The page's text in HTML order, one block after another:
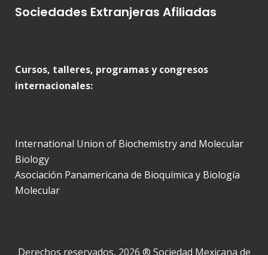
Sociedades Extranjeras Afiliadas
Cursos, talleres, programas y congresos
internacionales:
International Union of Biochemistry and Molecular
Biology
Asociación Panamericana de Bioquímica y Biología
Molecular
Derechos reservados, 2026 ® Sociedad Mexicana de